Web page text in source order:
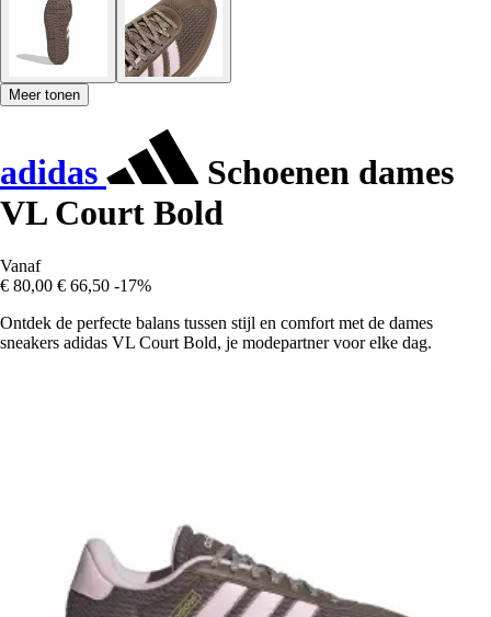
Meer tonen
adidas
Schoenen dames
VL Court Bold
Vanaf
€ 80,00 € 66,50 -17%
Ontdek de perfecte balans tussen stijl en comfort met de dames
sneakers adidas VL Court Bold, je modepartner voor elke dag.